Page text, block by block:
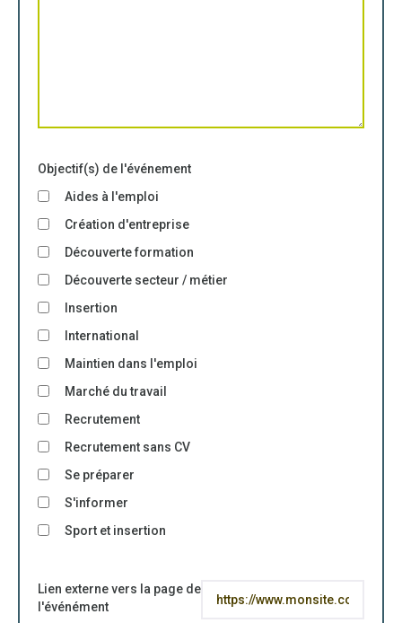
Objectif(s) de l'événement
Aides à l'emploi
Création d'entreprise
Découverte formation
Découverte secteur / métier
Insertion
International
Maintien dans l'emploi
Marché du travail
Recrutement
Recrutement sans CV
Se préparer
S'informer
Sport et insertion
Lien externe vers la page de
l'événément